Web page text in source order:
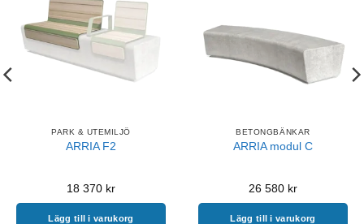
PARK & UTEMILJÖ
ARRIA F2
18 370 kr
Lägg till i varukorg
BETONGBÄNKAR
ARRIA modul C
26 580 kr
Lägg till i varukorg